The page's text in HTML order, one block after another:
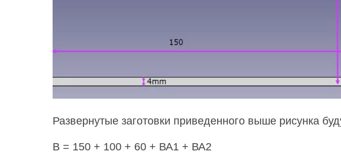
Развернутые заготовки приведенного выше рисунка
В = 150 + 100 + 60 + ВА1 + ВА2